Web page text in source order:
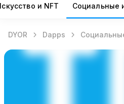
и NFT Социальные
DYOR Dapps